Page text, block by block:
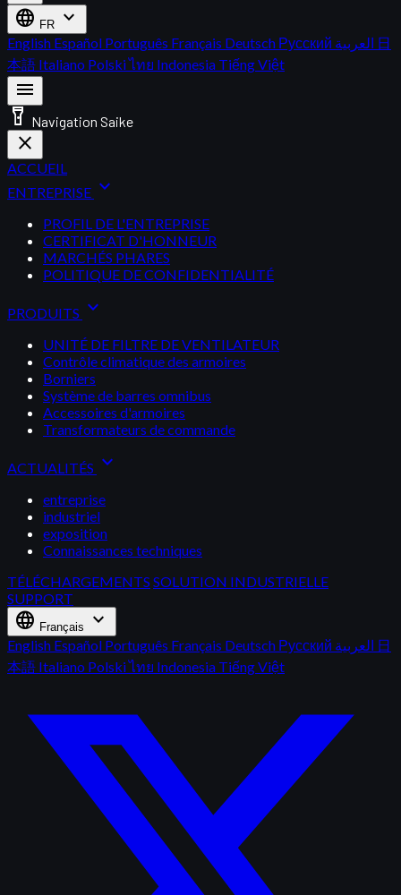
language FR expand_more
English Español Português Français Deutsch Русский
日
本語 Italiano Polskiไทย Indonesia Tiếng Việt
menu
flashlight_on Navigation Saike
close
ACCUEIL
ENTREPRISE expand_more
PROFIL DE L'ENTREPRISE
CERTIFICAT D'HONNEUR
MARCHÉS PHARES
POLITIQUE DE CONFIDENTIALITÉ
PRODUITS expand_more
UNITÉ DE FILTRE DE VENTILATEUR
Contrôle climatique des armoires
Borniers
Système de barres omnibus
Accessoires d'armoires
Transformateurs de commande
ACTUALITÉS expand_more
entreprise
industriel
exposition
Connaissances techniques
TÉLÉCHARGEMENTS SOLUTION INDUSTRIELLE
SUPPORT
language Français expand_more
English Español Português Français Deutsch Русский
日
本語 Italiano Polskiไทย Indonesia Tiếng Việt